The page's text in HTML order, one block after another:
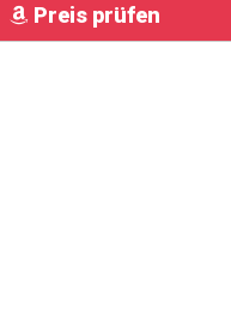
Preis prüfen